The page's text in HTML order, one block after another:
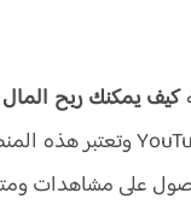
كيف يمكنك ربح
على مشاهدات